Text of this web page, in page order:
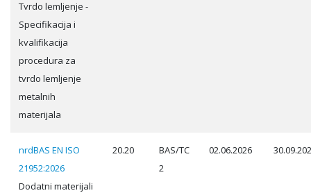
Tvrdo lemljenje -
Specifikacija i
kvalifikacija
procedura za
tvrdo lemljenje
metalnih
materijala
nrdBAS EN ISO
21952:2026
Dodatni materijali
20.20
BAS/TC
2
02.06.2026